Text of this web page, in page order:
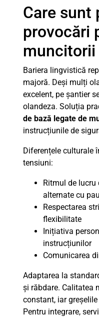
Care sunt
provocări
muncitorii
Bariera lingvistică
majoră. Deși mulți
excelent, pe șantier
olandeza. Soluția
de bază legate de
instrucțiunile de
Diferențele culturale
tensiuni:
Ritmul de lucru
alternate cu
Respectarea
flexibilitate
Inițiativa
instrucțiunilor
Comunicarea
Adaptarea la
și răbdare. Calitatea
constant, iar
Pentru integrare,